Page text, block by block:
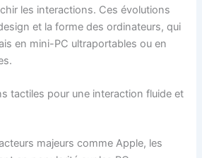
les interactions. Ces évolutions
et la forme des ordinateurs, qui
en mini-PC ultraportables ou en
tactiles pour une interaction fluide et
majeurs comme Apple, les